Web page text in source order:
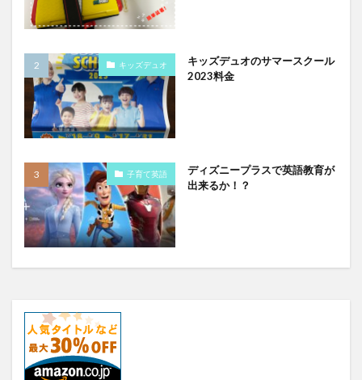
キッズデュオ
キッズデュオのサマースクール
2023料金
子育て英語
ディズニープラスで英語教育が
出来るか！？